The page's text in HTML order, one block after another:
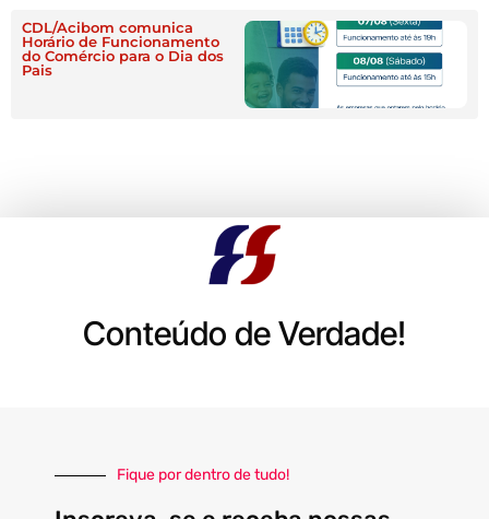
CDL/Acibom comunica
Horário de Funcionamento
do Comércio para o Dia dos
Pais
Conteúdo de Verdade!
Fique por dentro de tudo!